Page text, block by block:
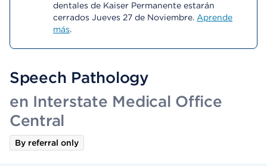
dentales de Kaiser Permanente estarán
cerrados Jueves 27 de Noviembre. Aprende
más.
Speech Pathology
en Interstate Medical Office
Central
By referral only